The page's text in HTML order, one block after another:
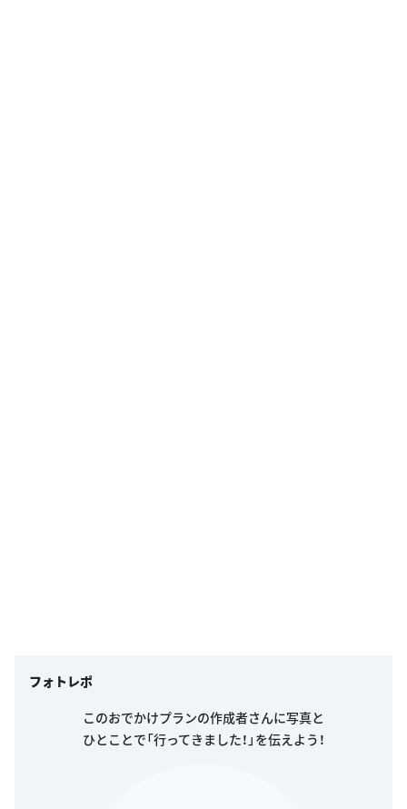
フォトレポ
このおでかけプランの作成者さんに写真と
ひとことで「行ってきました！」を伝えよう！